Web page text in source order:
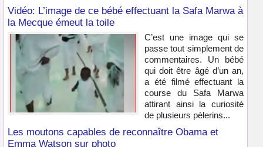
Vidéo: L’image de ce bébé effectuant la Safa Marwa à
la Mecque émeut la toile
C’est une image qui se
passe tout simplement de
commentaires. Un bébé
qui doit être âgé d’un an,
a été filmé effectuant la
course du Safa Marwa
attirant ainsi la curiosité
de plusieurs pèlerins...
Les moutons capables de reconnaître Obama et
Emma Watson sur photo